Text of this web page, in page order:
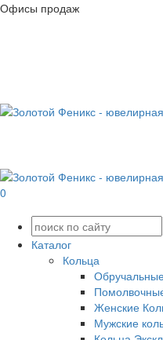
Офисы продаж
0
Каталог
Кольца
Женские
Мужские